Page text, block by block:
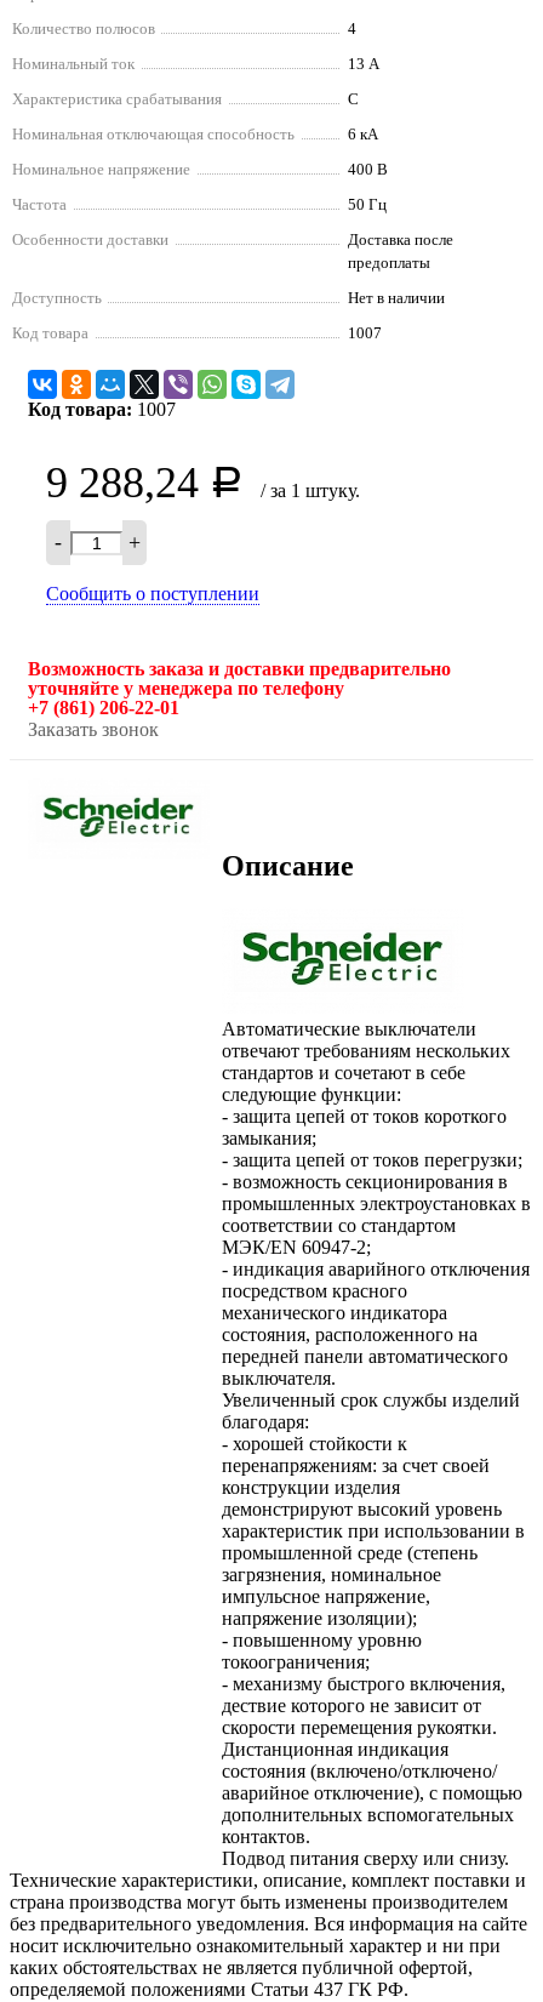
Количество полюсов
4
Номинальный ток
13 А
Характеристика срабатывания
C
Номинальная отключающая способность
6 кА
Номинальное напряжение
400 В
Частота
50 Гц
Особенности доставки
Доставка после
предоплаты
Доступность
Нет в наличии
Код товара
1007
Код товара: 1007
9 288,24 Р / за 1 штуку.
- +
Сообщить о поступлении
Возможность заказа и доставки предварительно
уточняйте у менеджера по телефону
+7 (861) 206-22-01
Заказать звонок
Описание
Автоматические выключатели
отвечают требованиям нескольких
стандартов и сочетают в себе
следующие функции:
- защита цепей от токов короткого
замыкания;
- защита цепей от токов перегрузки;
- возможность секционирования в
промышленных электроустановках в
соответствии со стандартом
МЭК/EN 60947-2;
- индикация аварийного отключения
посредством красного
механического индикатора
состояния, расположенного на
передней панели автоматического
выключателя.
Увеличенный срок службы изделий
благодаря:
- хорошей стойкости к
перенапряжениям: за счет своей
конструкции изделия
демонстрируют высокий уровень
характеристик при использовании в
промышленной среде (степень
загрязнения, номинальное
импульсное напряжение,
напряжение изоляции);
- повышенному уровню
токоограничения;
- механизму быстрого включения,
дествие которого не зависит от
скорости перемещения рукоятки.
Дистанционная индикация
состояния (включено/отключено/
аварийное отключение), с помощью
дополнительных вспомогательных
контактов.
Подвод питания сверху или снизу.
Технические характеристики, описание, комплект поставки и
страна производства могут быть изменены производителем
без предварительного уведомления. Вся информация на сайте
носит исключительно ознакомительный характер и ни при
каких обстоятельствах не является публичной офертой,
определяемой положениями Статьи 437 ГК РФ.